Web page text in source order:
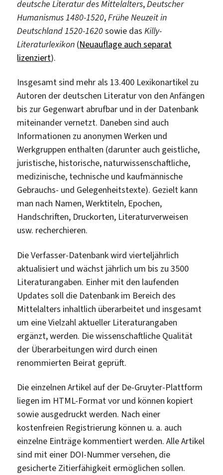
deutsche Literatur des Mittelalters,Deutscher
Humanismus 1480-1520,Frühe Neuzeit in
Deutschland 1520-1620sowie dasKilly-
Literaturlexikon (Neuauflage auch separat
lizenziert).
Insgesamt sind mehr als 13.400 Lexikonartikel zu
Autoren der deutschen Literatur von den Anfängen
bis zur Gegenwart abrufbar und in der Datenbank
miteinander vernetzt. Daneben sind auch
Informationen zu anonymen Werken und
Werkgruppen enthalten (darunter auch geistliche,
juristische, historische, naturwissenschaftliche,
medizinische, technische und kaufmännische
Gebrauchs- und Gelegenheitstexte). Gezielt kann
man nach Namen, Werktiteln, Epochen,
Handschriften, Druckorten, Literaturverweisen
usw. recherchieren.
Die Verfasser-Datenbank wird vierteljährlich
aktualisiert und wächst jährlich um bis zu 3500
Literaturangaben. Einher mit den laufenden
Updates soll die Datenbank im Bereich des
Mittelalters inhaltlich überarbeitet und insgesamt
um eine Vielzahl aktueller Literaturangaben
ergänzt, werden. Die wissenschaftliche Qualität
der Überarbeitungen wird durch einen
renommierten Beirat geprüft.
Die einzelnen Artikel auf der De-Gruyter-Plattform
liegen im HTML-Format vor und können kopiert
sowie ausgedruckt werden. Nach einer
kostenfreien Registrierung können u. a. auch
einzelne Einträge kommentiert werden. Alle Artikel
sind mit einer DOI-Nummer versehen, die
gesicherte Zitierfähigkeit ermöglichen sollen.